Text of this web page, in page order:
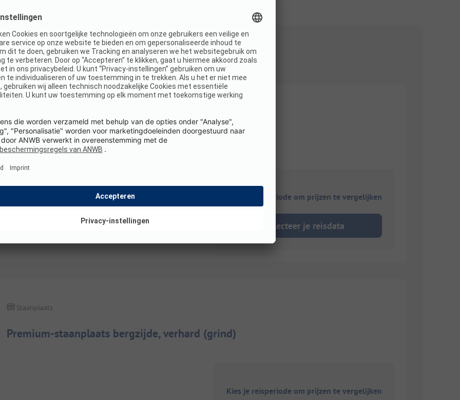
Standaardplaats, verhard (grind)
Details en voorzieningen
Kies je reisperiode om prijzen te vergelijken
Selecteer je reisdata
Premium-staanplaats bergzijde, verhard (grind)
Staanplaats
Kies je reisperiode om prijzen te vergelijken